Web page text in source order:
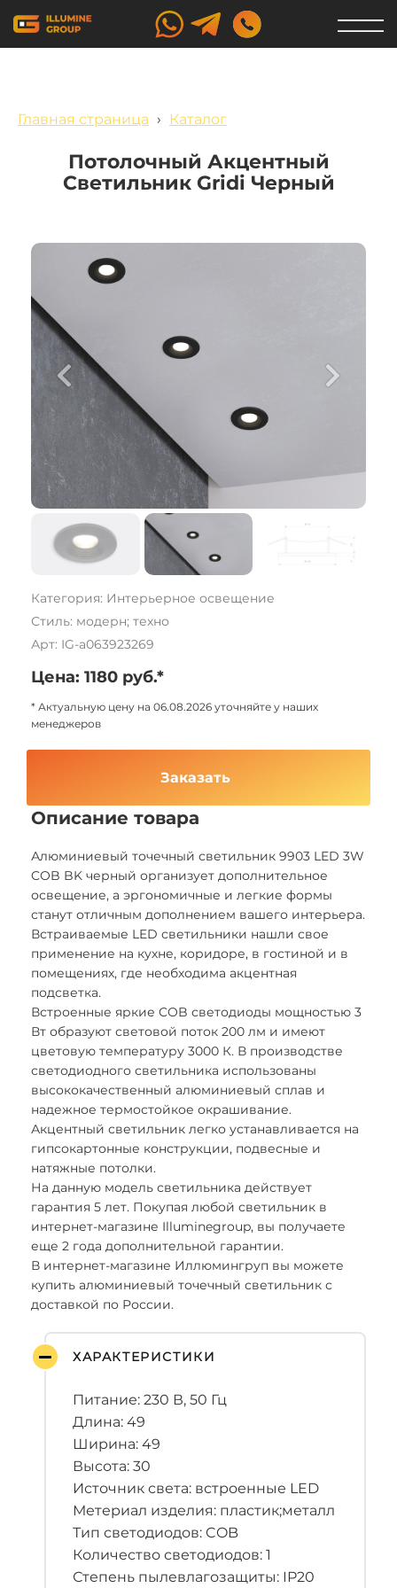
Главная страница › Каталог
Потолочный Акцентный
Светильник Gridi Черный
Категория: Интерьерное освещение
Стиль: модерн; техно
Арт: IG-a063923269
Цена: 1180 руб.*
* Актуальную цену на 06.08.2026 уточняйте у наших
менеджеров
Заказать
Описание товара
Алюминиевый точечный светильник 9903 LED 3W
COB BK черный организует дополнительное
освещение, а эргономичные и легкие формы
станут отличным дополнением вашего интерьера.
Встраиваемые LED светильники нашли свое
применение на кухне, коридоре, в гостиной и в
помещениях, где необходима акцентная
подсветка.
Встроенные яркие COB светодиоды мощностью 3
Вт образуют световой поток 200 лм и имеют
цветовую температуру 3000 К. В производстве
светодиодного светильника использованы
высококачественный алюминиевый сплав и
надежное термостойкое окрашивание.
Акцентный светильник легко устанавливается на
гипсокартонные конструкции, подвесные и
натяжные потолки.
На данную модель светильника действует
гарантия 5 лет. Покупая любой светильник в
интернет-магазине Illuminegroup, вы получаете
еще 2 года дополнительной гарантии.
В интернет-магазине Иллюмингруп вы можете
купить алюминиевый точечный светильник с
доставкой по России.
ХАРАКТЕРИСТИКИ
Питание: 230 В, 50 Гц
Длина: 49
Ширина: 49
Высота: 30
Источник света: встроенные LED
Метериал изделия: пластик;металл
Тип светодиодов: COB
Количество светодиодов: 1
Степень пылевлагозащиты: IP20